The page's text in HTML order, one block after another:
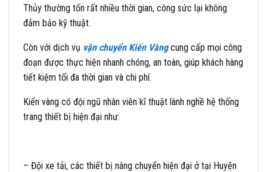
Thủy thường tốn rất nhiều thời gian, công sức lại không
đảm bảo kỹ thuật.
Còn với dịch vụ vận chuyển Kiến Vàngcung cấp mọi công
đoạn được thực hiện nhanh chóng, an toàn, giúp khách hàng
tiết kiệm tối đa thời gian và chi phí.
Kiến vàng có đội ngũ nhân viên kĩ thuật lành nghề hệ thống
trang thiết bị hiện đại như:
– Đội xe tải, các thiết bị nâng chuyển hiện đại ở tại Huyện